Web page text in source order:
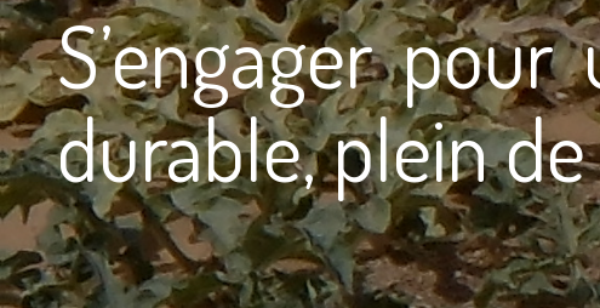
S’engager
durable, plein